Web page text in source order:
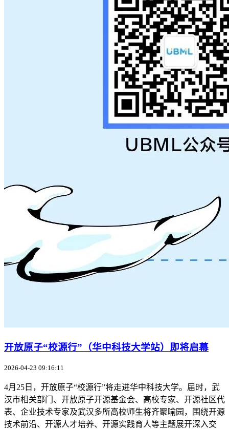
开放原子“校源行”（华中科技大学站）即将启幕
2026-04-23 09:16:11
4月25日，开放原子“校源行”将走进华中科技大学。届时，武
汉市相关部门、开放原子开源基金会、高校专家、开源社区代
表、企业技术专家及武汉多所高校师生将齐聚喻园，围绕开源
技术前沿、开源人才培养、开源实践育人等主题展开深入交